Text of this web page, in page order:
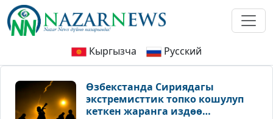
Кыргызча Русский
Өзбекстанда Сириядагы
экстремисттик топко кошулуп
кеткен жаранга издөө